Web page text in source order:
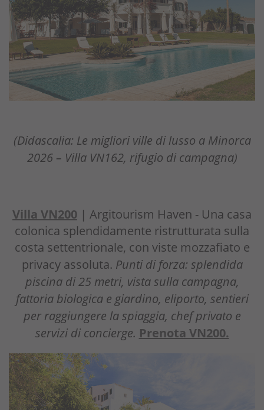
(Didascalia: Le migliori ville di lusso a Minorca
2026 – Villa VN162, rifugio di campagna)
Villa VN200 | Argitourism Haven - Una casa
colonica splendidamente ristrutturata sulla
costa settentrionale, con viste mozzafiato e
privacy assoluta. Punti di forza: splendida
piscina di 25 metri, vista sulla campagna,
fattoria biologica e giardino, eliporto, sentieri
per raggiungere la spiaggia, chef privato e
servizi di concierge. Prenota VN200.